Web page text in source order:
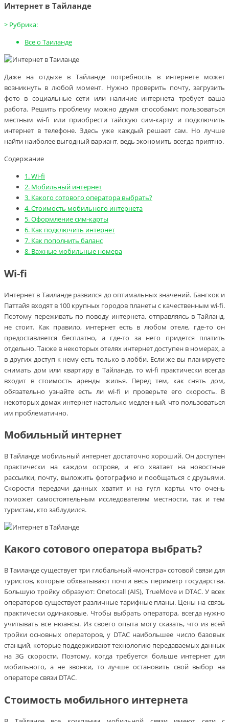
Интернет в Тайланде
> Рубрика:
Все о Таиланде
Даже на отдыхе в Тайланде потребность в интернете может
возникнуть в любой момент. Нужно проверить почту, загрузить
фото в социальные сети или наличие интернета требует ваша
работа. Решить проблему можно двумя способами: пользоваться
местным wi-fi или приобрести тайскую сим-карту и подключить
интернет в телефоне. Здесь уже каждый решает сам. Но лучше
найти наиболее выгодный вариант, ведь экономить всегда приятно.
Содержание
1.Wi-fi
2. Мобильный интернет
3. Какого сотового оператора выбрать?
4.Стоимость мобильного интернета
5.Оформление сим-карты
6. Как подключить интернет
7. Как пополнить баланс
8. Важные мобильные номера
Wi-fi
Интернет в Таиланде развился до оптимальных значений. Бангкок и
Паттайя входят в 100 крупных городов планеты с качественным wi-fi.
Поэтому переживать по поводу интернета, отправляясь в Тайланд,
не стоит. Как правило, интернет есть в любом отеле, где-то он
предоставляется бесплатно, а где-то за него придется платить
отдельно. Также в некоторых отелях интернет доступен в номерах, а
в других доступ к нему есть только в лобби. Если же вы планируете
снимать дом или квартиру в Тайланде, то wi-fi практически всегда
входит в стоимость аренды жилья. Перед тем, как снять дом,
обязательно узнайте есть ли wi-fi и проверьте его скорость. В
некоторых домах интернет настолько медленный, что пользоваться
им проблематично.
Мобильный интернет
В Тайланде мобильный интернет достаточно хороший. Он доступен
практически на каждом острове, и его хватает на новостные
рассылки, почту, выложить фотографию и пообщаться с друзьями.
Скорости передачи данных хватит и на гугл карты, что очень
поможет самостоятельным исследователям местности, так и тем
туристам, кто заблудился.
Какого сотового оператора выбрать?
В Таиланде существует три глобальный «монстра» сотовой связи для
туристов, которые обхватывают почти весь периметр государства.
Большую тройку образуют: Onetocall (AIS), TrueMove и DTAC. У всех
операторов существует различные тарифные планы. Цены на связь
практически одинаковые. Чтобы выбрать оператора, всегда нужно
учитывать все нюансы. Из своего опыта могу сказать, что из всей
тройки основных операторов, у DTAC наибольшее число базовых
станций, которые поддерживают технологию передаваемых данных
на 3G скорости. Поэтому, когда требуется больше интернет для
мобильного, а не звонки, то лучше остановить свой выбор на
операторе связи DTAC.
Стоимость мобильного интернета